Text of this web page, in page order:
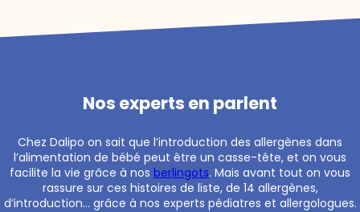
Nos experts en parlent
Chez Dalipo on sait que l’introduction des allergènes dans
l’alimentation de bébé peut être un casse-tête, et on vous
facilite la vie grâce à nos berlingots. Mais avant tout on vous
rassure sur ces histoires de liste, de 14 allergènes,
d’introduction… grâce à nos experts pédiatres et allergologues.